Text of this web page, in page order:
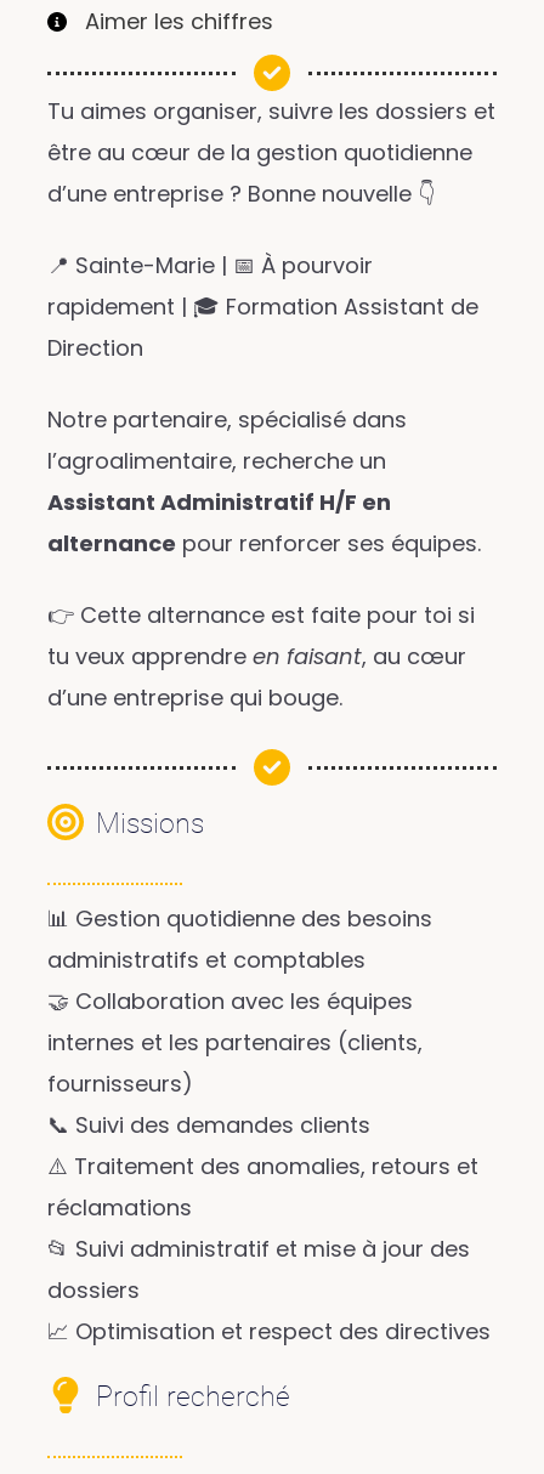
Aimer les chiffres
Tu aimes organiser, suivre les dossiers et
être au cœur de la gestion quotidienne
d’une entreprise ? Bonne nouvelle 👇
📍 Sainte-Marie | 📅 À pourvoir
rapidement | 🎓 Formation Assistant de
Direction
Notre partenaire, spécialisé dans
l’agroalimentaire, recherche un
Assistant Administratif H/F en
alternance pour renforcer ses équipes.
👉 Cette alternance est faite pour toi si
tu veux apprendre en faisant, au cœur
d’une entreprise qui bouge.
Missions
📊 Gestion quotidienne des besoins
administratifs et comptables
🤝 Collaboration avec les équipes
internes et les partenaires (clients,
fournisseurs)
📞 Suivi des demandes clients
⚠️ Traitement des anomalies, retours et
réclamations
📂 Suivi administratif et mise à jour des
dossiers
📈 Optimisation et respect des directives
Profil recherché